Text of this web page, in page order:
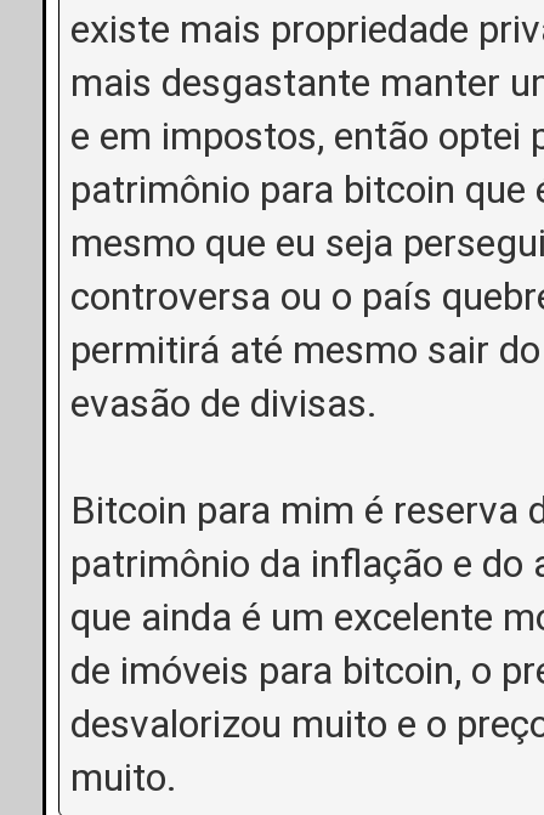
existe mais propriedade
mais desgastante manter
e em impostos, então optei
patrimônio para bitcoin
mesmo que eu seja
controversa ou o país
permitirá até mesmo sair
evasão de divisas.
Bitcoin para mim é reserva
patrimônio da inflação e do
que ainda é um excelente
de imóveis para bitcoin, o
desvalorizou muito e o
muito.